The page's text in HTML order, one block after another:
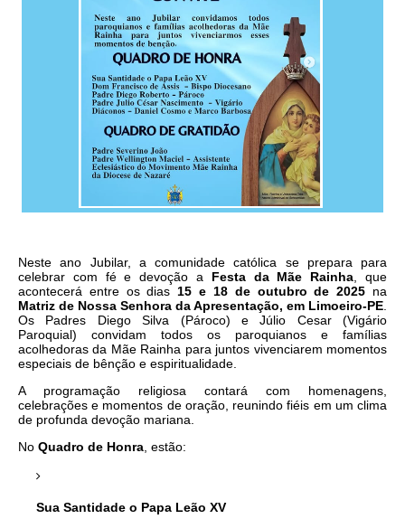
Neste ano Jubilar, a comunidade católica se prepara para
celebrar com fé e devoção a Festa da Mãe Rainha , que
acontecerá entre os dias 15 e 18 de outubro de 2025 na
Matriz de Nossa Senhora da Apresentação, em Limoeiro-PE
Os Padres Diego Silva (Pároco) e Júlio Cesar (Vigário
Paroquial) convidam todos os paroquianos e famílias
acolhedoras da Mãe Rainha para juntos vivenciarem momentos
especiais de bênção e espiritualidade.
A programação religiosa contará com homenagens,
celebrações e momentos de oração, reunindo fiéis em um clima
de profunda devoção mariana.
No Quadro de Honra , estão:
Sua Santidade o Papa Leão XV